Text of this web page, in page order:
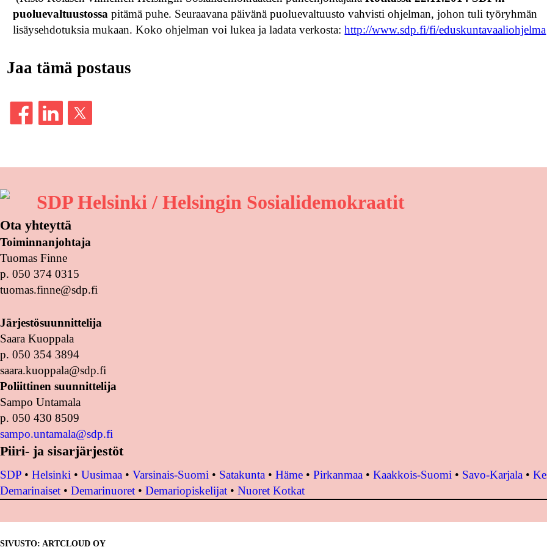
puoluevaltuustossa pitämä puhe. Seuraavana päivänä puoluevaltuusto vahvisti ohjelman, johon tuli työryhmän
lisäysehdotuksia mukaan. Koko ohjelman voi lukea ja ladata verkosta:http://www.sdp.fi/fi/eduskuntavaaliohjelma
Jaa tämä postaus
SDP Helsinki / Helsingin Sosialidemokraatit
Ota yhteyttä
Toiminnanjohtaja
Tuomas Finne
p. 050 374 0315
tuomas.finne@sdp.fi
Järjestösuunnittelija
Saara Kuoppala
p. 050 354 3894
saara.kuoppala@sdp.fi
Poliittinen suunnittelija
Sampo Untamala
p. 050 430 8509
sampo.untamala@sdp.fi
Piiri- ja sisarjärjestöt
SDP • Helsinki • Uusimaa • Varsinais-Suomi • Satakunta • Häme • Pirkanmaa • Kaakkois-Suomi • Savo-Karjala •
Demarinaiset • Demarinuoret • Demariopiskelijat • Nuoret Kotkat
SIVUSTO: ARTCLOUD OY